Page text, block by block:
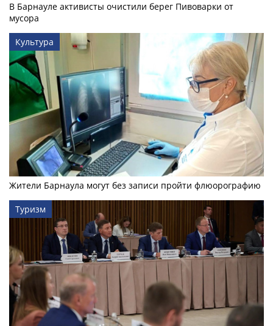
В Барнауле активисты очистили берег Пивоварки от
мусора
Культура
Жители Барнаула могут без записи пройти флюорографию
Туризм